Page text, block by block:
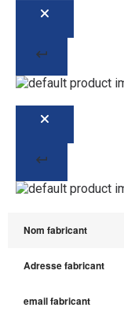
Nom fabricant
Adresse fabricant
email fabricant